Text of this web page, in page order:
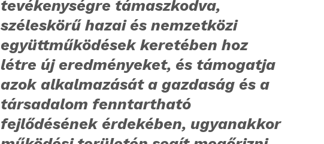
tevékenységre támaszkodva,
széleskörű hazai és nemzetközi
együttműködések keretében hoz
létre új eredményeket, és támogatja
azok alkalmazását a gazdaság és a
társadalom fenntartható
fejlődésének érdekében, ugyanakkor